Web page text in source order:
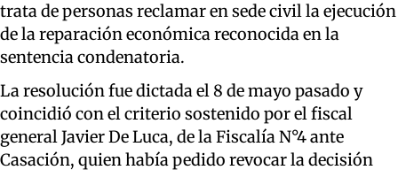
trata de personas reclamar en sede civil la ejecución
de la reparación económica reconocida en la
sentencia condenatoria.
La resolución fue dictada el 8 de mayo pasado y
coincidió con el criterio sostenido por el fiscal
general Javier De Luca, de la Fiscalía N°4 ante
Casación, quien había pedido revocar la decisión